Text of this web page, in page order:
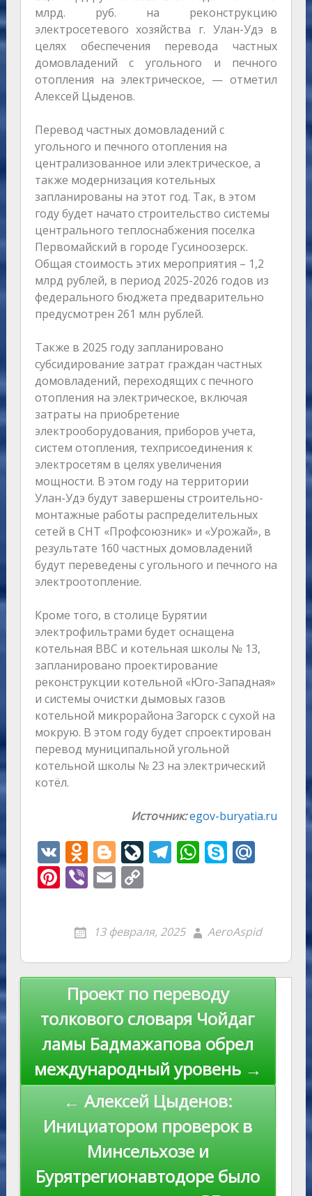
млрд. руб. на реконструкцию
электросетевого хозяйства г. Улан-Удэ в
целях обеспечения перевода частных
домовладений с угольного и печного
отопления на электрическое, — отметил
Алексей Цыденов.
Перевод частных домовладений с
угольного и печного отопления на
централизованное или электрическое, а
также модернизация котельных
запланированы на этот год. Так, в этом
году будет начато строительство системы
центрального теплоснабжения поселка
Первомайский в городе Гусиноозерск.
Общая стоимость этих мероприятия – 1,2
млрд рублей, в период 2025-2026 годов из
федерального бюджета предварительно
предусмотрен 261 млн рублей.
Также в 2025 году запланировано
субсидирование затрат граждан частных
домовладений, переходящих с печного
отопления на электрическое, включая
затраты на приобретение
электрооборудования, приборов учета,
систем отопления, техприсоединения к
электросетям в целях увеличения
мощности. В этом году на территории
Улан-Удэ будут завершены строительно-
монтажные работы распределительных
сетей в СНТ «Профсоюзник» и «Урожай», в
результате 160 частных домовладений
будут переведены с угольного и печного на
электроотопление.
Кроме того, в столице Бурятии
электрофильтрами будет оснащена
котельная ВВС и котельная школы № 13,
запланировано проектирование
реконструкции котельной «Юго-Западная»
и системы очистки дымовых газов
котельной микрорайона Загорск с сухой на
мокрую. В этом году будет спроектирован
перевод муниципальной угольной
котельной школы № 23 на электрический
котёл.
Источник:egov-buryatia.ru
V
K
O
d
n
kl
as
s
ni
ki
Bl
o
g
er
Li
v
eJ
u
r
n
al
T
a
m
W
A
p
p
S
e
M
u
Pi
er
st
Vi
er
E
ai
l
C
p
y
Li
n
k
13 февраля, 2025 AeroAspid
НавигацияПроект по переводу
толкового словаря Чойдаг
ламы Бадмажапова обрел
международный уровень →
← Алексей Цыденов:
Инициатором проверок в
Минсельхозе и
Бурятрегионавтодоре было